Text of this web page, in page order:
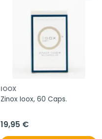
IOOX
Zinox Ioox, 60 Caps.
19,95 €